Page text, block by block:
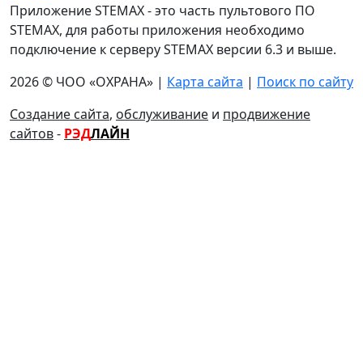
Приложение STEMAX - это часть пультового ПО
STEMAX, для работы приложения необходимо
подключение к серверу STEMAX версии 6.3 и выше.
2026 © ЧОО «ОХРАНА» | Карта сайта | Поиск по сайту
Создание сайта, обслуживание и продвижение
сайтов- РЭДЛАЙН